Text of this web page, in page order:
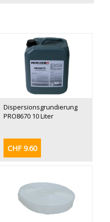
Dispersionsgrundierung
PRO8670 10 Liter
CHF 9.60